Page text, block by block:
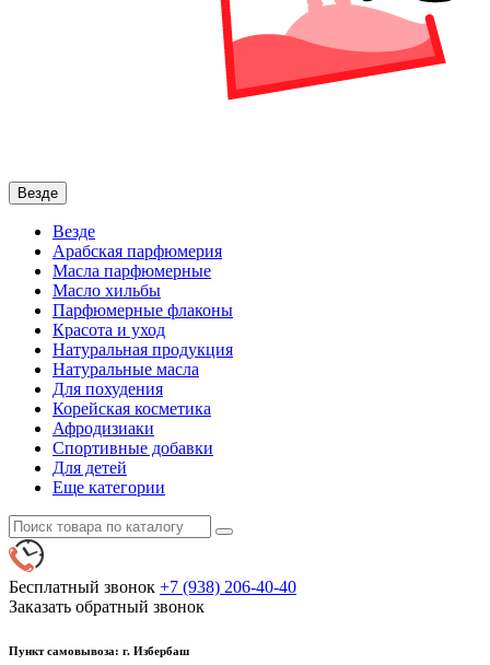
Везде
Везде
Арабская парфюмерия
Масла парфюмерные
Масло хильбы
Парфюмерные флаконы
Красота и уход
Натуральная продукция
Натуральные масла
Для похудения
Корейская косметика
Афродизиаки
Спортивные добавки
Для детей
Еще категории
Бесплатный звонок +7 (938) 206-40-40
Заказать обратный звонок
Пункт самовывоза: г. Избербаш